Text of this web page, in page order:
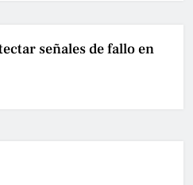
señales de fallo en